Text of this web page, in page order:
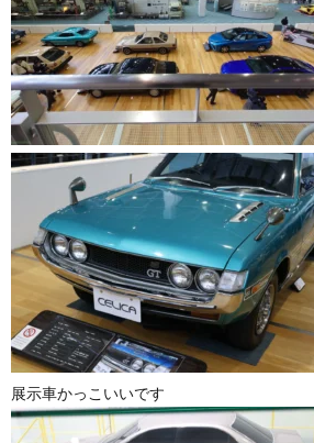
展示車かっこいいです